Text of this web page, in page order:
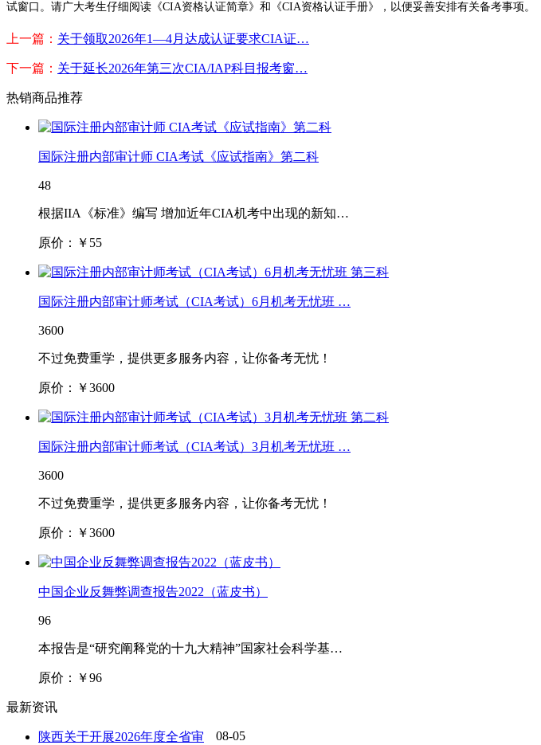
试窗口。 请广大考生仔细阅读《CIA资格认证简章》和《CIA资格认证手册》 ，以便妥善安排有关备考事项。
上一篇： 关于领取2026年1—4月达成认证要求CIA证…
下一篇： 关于延长2026年第三次CIA/IAP科目报考窗…
热销商品推荐
国际注册内部审计师 CIA考试《应试指南》第二科
48
根据IIA《标准》编写 增加近年CIA机考中出现的新知…
原价：￥ 55
国际注册内部审计师考试（CIA考试）6月机考无忧班 …
3600
不过免费重学，提供更多服务内容，让你备考无忧！
原价：￥3600
国际注册内部审计师考试（CIA考试）3月机考无忧班 …
3600
不过免费重学，提供更多服务内容，让你备考无忧！
原价：￥3600
中国企业反舞弊调查报告2022（蓝皮书）
96
本报告是“研究阐释党的十九大精神”国家社会科学基…
原价：￥96
最新资讯
08-05
陕西关于开展2026年度全省审